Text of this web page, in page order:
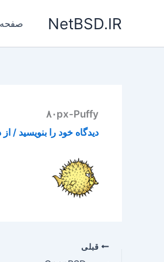
NetBSD.IR
۸۰px-Puffy
دیدگاه‌ خود را بنویسید / از
قبلی